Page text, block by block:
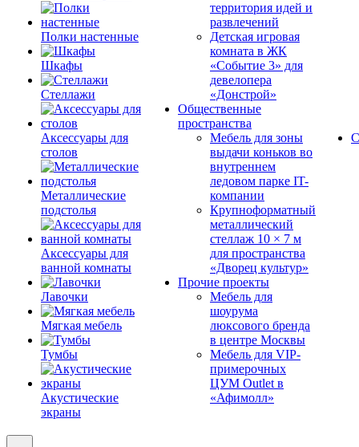
Полки настенные
Шкафы
Стеллажи
Аксессуары для
столов
Металлические
подстолья
Аксессуары для
ванной комнаты
Лавочки
Мягкая мебель
Тумбы
Акустические
экраны
территория идей и
развлечений
Детская игровая
комната в ЖК
«Событие 3» для
девелопера
«Донстрой»
Общественные
пространства
Мебель для зоны
выдачи коньков во
внутреннем
ледовом парке IT-
компании
Крупноформатный
металлический
стеллаж 10 × 7 м
для пространства
«Дворец культур»
Прочие проекты
Мебель для
шоурума
люксового бренда
в центре Москвы
Мебель для VIP-
примерочных
ЦУМ Outlet в
«Афимолл»